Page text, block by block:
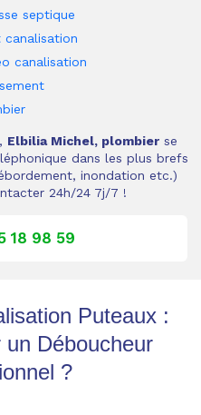
septique
canalisation
canalisation
Elbilia Michel, plombier se
dans les plus brefs
inondation etc.)
24h/24 7j/7 !
18 98 59
Puteaux :
un Déboucheur
?